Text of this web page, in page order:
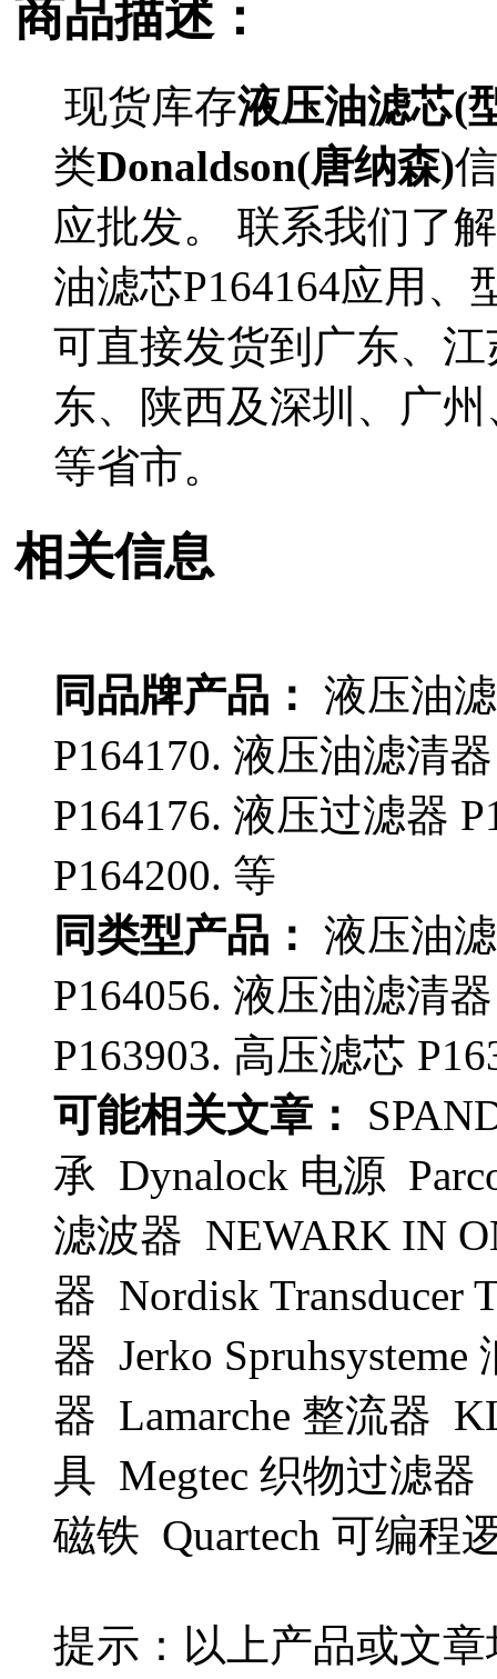
商品描述：
现货库存液压油滤芯(
类Donaldson(唐纳森)
应批发。 联系我们了
油滤芯P164164应用、
可直接发货到广东、
东、陕西及深圳、广
等省市。
相关信息
同品牌产品： 液压油
P164170. 液压油滤清
P164176. 液压过滤器
P164200. 等
同类型产品： 液压油
P164056. 液压油滤清
P163903. 高压滤芯
可能相关文章：
承 Dynalock 电源
滤波器 NEWARK IN
器 Nordisk Transducer
器 Jerko
器 Lamarche 整流器
具 Megtec 织物过滤器
磁铁 Quartech 可编程
提示：以上产品或文